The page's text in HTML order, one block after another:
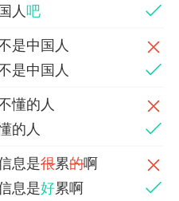
人吧
是中国人
是中国人
懂的人
的人
息是很累的啊
息是好累啊